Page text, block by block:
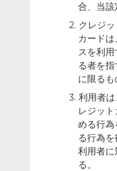
合、当該
2. クレジ
カード
スを利
る者を
に限るも
3. 利用者
レジッ
める行
る行為
利用者
る。